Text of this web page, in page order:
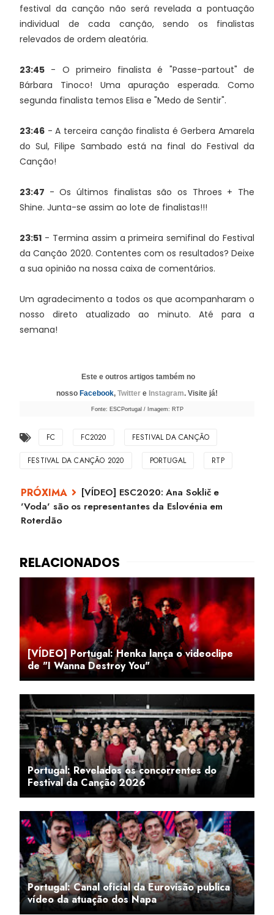
festival da canção não será revelada a pontuação
individual de cada canção, sendo os finalistas
relevados de ordem aleatória.
23:45 - O primeiro finalista é "Passe-partout" de
Bárbara Tinoco! Uma apuração esperada. Como
segunda finalista temos Elisa e "Medo de Sentir".
23:46 - A terceira canção finalista é Gerbera Amarela
do Sul, Filipe Sambado está na final do Festival da
Canção!
23:47 - Os últimos finalistas são os Throes + The
Shine. Junta-se assim ao lote de finalistas!!!
23:51 - Termina assim a primeira semifinal do Festival
da Canção 2020. Contentes com os resultados? Deixe
a sua opinião na nossa caixa de comentários.
Um agradecimento a todos os que acompanharam o
nosso direto atualizado ao minuto. Até para a
semana!
Este e outros artigos também no
nosso Facebook, Twitter e Instagram. Visite já!
Fonte: ESCPortugal / Imagem: RTP
FC FC2020 FESTIVAL DA CANÇÃO
FESTIVAL DA CANÇÃO 2020 PORTUGAL RTP
[VÍDEO] ESC2020: Ana Soklič e
'Voda' são os representantes da Eslovénia em
Roterdão
[VÍDEO] Portugal: Henka lança o videoclipe
de "I Wanna Destroy You"
Portugal: Revelados os concorrentes do
Festival da Canção 2026
Portugal: Canal oficial da Eurovisão publica
vídeo da atuação dos Napa